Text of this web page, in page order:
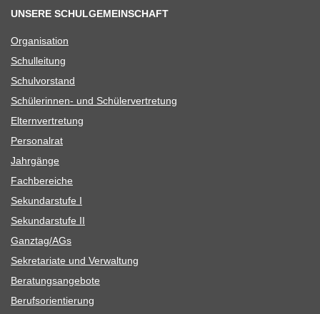
UNSERE SCHULGEMEINSCHAFT
Orga­ni­sa­tion
Schul­lei­tung
Schul­vor­stand
Schü­le­rin­nen- und Schülervertretung
Eltern­ver­tre­tung
Per­so­nal­rat
Jahr­gänge
Fach­be­rei­che
Sekun­dar­stufe I
Sekun­dar­stufe II
Ganztag/​​AGs
Sekre­ta­riate und Verwaltung
Bera­tungs­an­ge­bote
Berufs­ori­en­tie­rung